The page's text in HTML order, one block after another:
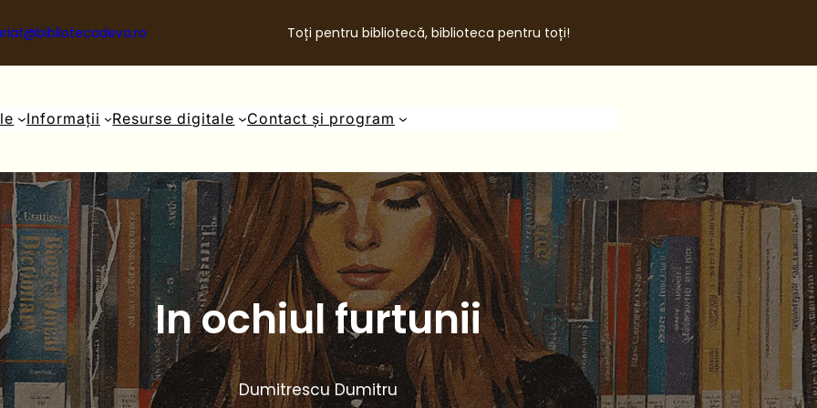
Toți pentru bibliotecă, biblioteca pentru toți!
Informații Resurse digitale Contact și program
In ochiul furtunii
Dumitrescu Dumitru